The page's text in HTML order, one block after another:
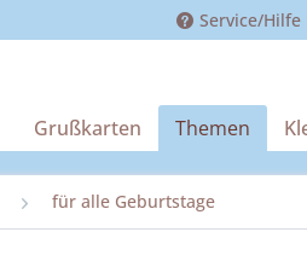
Service/Hilfe
Grußkarten Themen
für alle Geburtstage